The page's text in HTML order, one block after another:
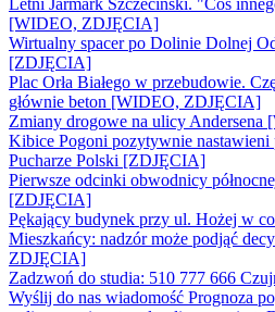
Letni Jarmark Szczeciński. "Coś
[WIDEO, ZDJĘCIA]
Wirtualny spacer po Dolinie Dolnej
[ZDJĘCIA]
Plac Orła Białego w przebudowie.
głównie beton [WIDEO, ZDJĘCIA]
Zmiany drogowe na ulicy
Kibice Pogoni pozytywnie nastawieni
Pucharze Polski [ZDJĘCIA]
Pierwsze odcinki obwodnicy
[ZDJĘCIA]
Pękający budynek przy ul. Hożej w
Mieszkańcy: nadzór może podjąć
ZDJĘCIA]
Zadzwoń do studia: 510 777 666
Wyślij do nas wiadomość Prognoza